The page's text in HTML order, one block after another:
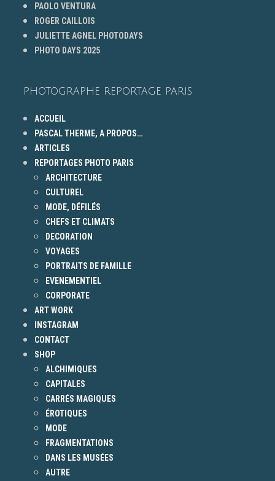
PAOLO VENTURA
ROGER CAILLOIS
JULIETTE AGNEL PHOTODAYS
PHOTO DAYS 2025
PHOTOGRAPHE REPORTAGE PARIS
ACCUEIL
PASCAL THERME, A PROPOS…
ARTICLES
REPORTAGES PHOTO PARIS
ARCHITECTURE
CULTUREL
MODE, DÉFILÉS
CHEFS ET CLIMATS
DECORATION
VOYAGES
PORTRAITS DE FAMILLE
EVENEMENTIEL
CORPORATE
ART WORK
INSTAGRAM
CONTACT
SHOP
ALCHIMIQUES
CAPITALES
CARRÉS MAGIQUES
ÉROTIQUES
MODE
FRAGMENTATIONS
DANS LES MUSÉES
AUTRE